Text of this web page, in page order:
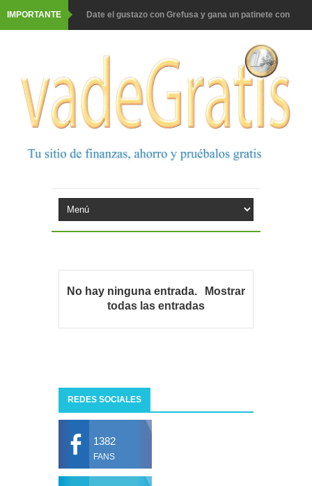
IMPORTANTE Date el gustazo con Grefusa y gana un patinete con
Barbadillo te da la opción de ganar increíbles premios
Prueba gratis hohes C Vitamin C-irup
Prueba gratis Maison Perrier France
Gana premios Pokémon con Kellogg's
premios
El milagrito te lleva a Sevilla
Compra 5€ en productos MP y gana tu billete dorado
No hay ninguna entrada.
Mostrar
todas las entradas
REDES SOCIALES
1382
FANS